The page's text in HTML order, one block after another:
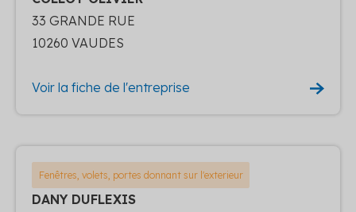
33 GRANDE RUE
10260 VAUDES
Voir la fiche de l'entreprise
Fenêtres, volets, portes donnant sur l'exterieur
DANY DUFLEXIS